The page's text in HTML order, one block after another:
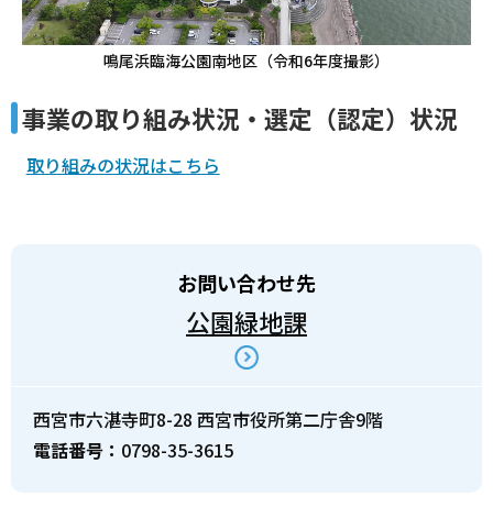
鳴尾浜臨海公園南地区（令和6年度撮影）
事業の取り組み状況・選定（認定）状況
取り組みの状況はこちら
お問い合わせ先
公園緑地課
西宮市六湛寺町8-28 西宮市役所第二庁舎9階
電話番号： 0798-35-3615